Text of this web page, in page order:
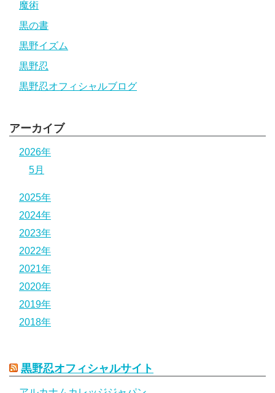
魔術
黒の書
黒野イズム
黒野忍
黒野忍オフィシャルブログ
アーカイブ
2026年
5月
2025年
2024年
2023年
2022年
2021年
2020年
2019年
2018年
黒野忍オフィシャルサイト